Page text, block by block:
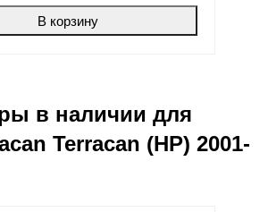
В корзину
в наличии для
Terracan (HP) 2001-